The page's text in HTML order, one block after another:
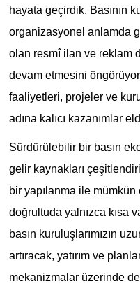
hayata geçirdik. Basının
organizasyonel anlamda
olan resmî ilan ve reklam
devam etmesini
faaliyetleri, projeler ve
adına kalıcı kazanımlar
Sürdürülebilir bir basın
gelir kaynakları
bir yapılanma ile
doğrultuda yalnızca kısa
basın kuruluşlarımızın
artıracak, yatırım ve
mekanizmalar üzerinde de